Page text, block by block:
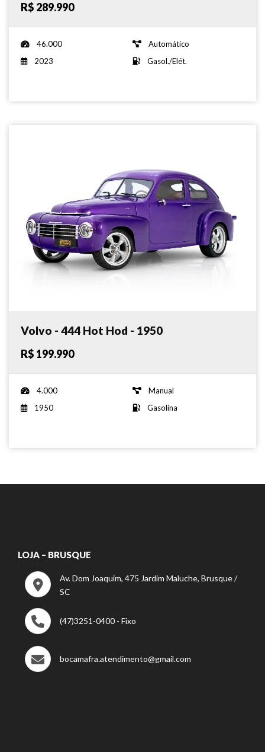
R$ 289.990
46.000
Automático
2023
Gasol./Elét.
Volvo - 444 Hot Hod - 1950
R$ 199.990
4.000
Manual
1950
Gasolina
LOJA – BRUSQUE
Av. Dom Joaquim, 475 Jardim Maluche, Brusque /
SC
(47)3251-0400 - Fixo
bocamafra.atendimento@gmail.com